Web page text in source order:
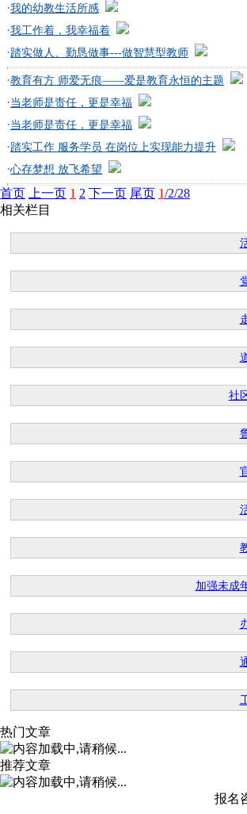
·我的幼教生活所感
·我工作着，我幸福着
·踏实做人、勤恳做事---做智慧型教师
·教育有方 师爱无痕——爱是教育永恒的主题
·当老师是责任，更是幸福
·当老师是责任，更是幸福
·踏实工作 服务学员 在岗位上实现能力提升
·心存梦想 放飞希望
首页 上一页 1 2 下一页 尾页 1/2/28
相关栏目
社
加强未成
热门文章
推荐文章
报名